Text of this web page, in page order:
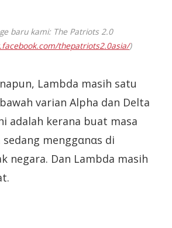
baru kami: The Patriots 2.0
thepatriots2.0asia/)
Lambda masih satu
varian Alpha dan Delta
adalah kerana buat masa
menggαnαs di
negara. Dan Lambda masih